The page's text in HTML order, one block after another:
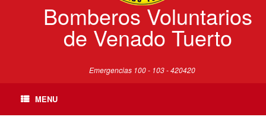
Bomberos Voluntarios
de Venado Tuerto
Emergencias 100 - 103 - 420420
MENU